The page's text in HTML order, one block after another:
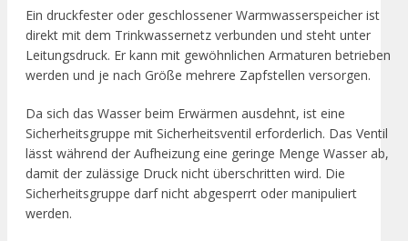
Ein druckfester oder geschlossener Warmwasserspeicher ist
direkt mit dem Trinkwassernetz verbunden und steht unter
Leitungsdruck. Er kann mit gewöhnlichen Armaturen betrieben
werden und je nach Größe mehrere Zapfstellen versorgen.
Da sich das Wasser beim Erwärmen ausdehnt, ist eine
Sicherheitsgruppe mit Sicherheitsventil erforderlich. Das Ventil
lässt während der Aufheizung eine geringe Menge Wasser ab,
damit der zulässige Druck nicht überschritten wird. Die
Sicherheitsgruppe darf nicht abgesperrt oder manipuliert
werden.